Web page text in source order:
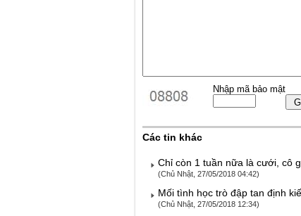
Nhập mã bảo mật
Các tin khác
Chỉ còn 1 tuần nữa là cưới, cô
(Chủ Nhật, 27/05/2018 04:42)
Mối tình học trò đập tan định
(Chủ Nhật, 27/05/2018 12:34)